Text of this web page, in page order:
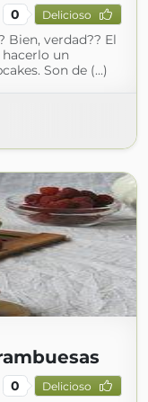
0 Delicioso
Bien, verdad?? El
hacerlo un
Son de (...)
0 Delicioso